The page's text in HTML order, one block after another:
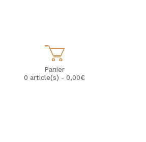
Panier
0 article(s) - 0,00€